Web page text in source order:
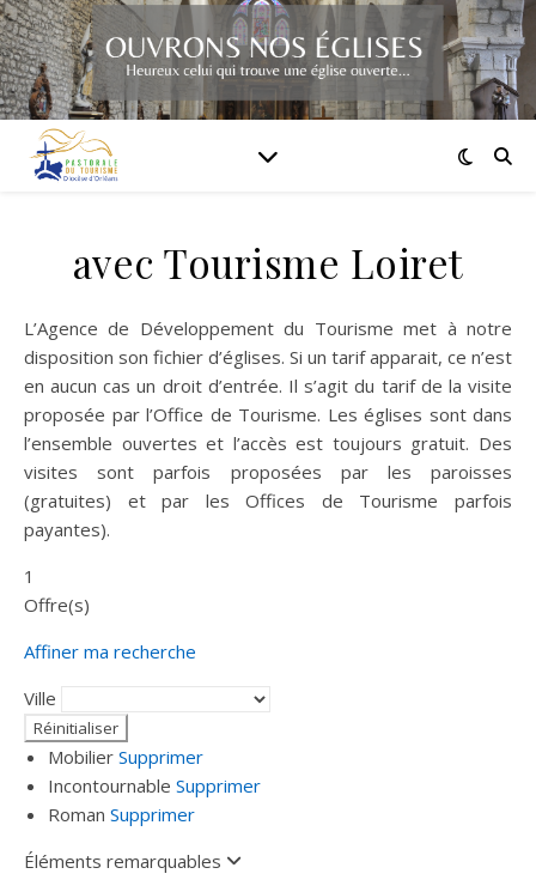
avec Tourisme Loiret
L’Agence de Développement du Tourisme met à notre
disposition son fichier d’églises. Si un tarif apparait, ce n’est
en aucun cas un droit d’entrée. Il s’agit du tarif de la visite
proposée par l’Office de Tourisme. Les églises sont dans
l’ensemble ouvertes et l’accès est toujours gratuit. Des
visites sont parfois proposées par les paroisses
(gratuites) et par les Offices de Tourisme parfois
payantes).
1
Offre(s)
Affiner ma recherche
Ville
Mobilier Supprimer
Incontournable Supprimer
Roman Supprimer
Éléments remarquables